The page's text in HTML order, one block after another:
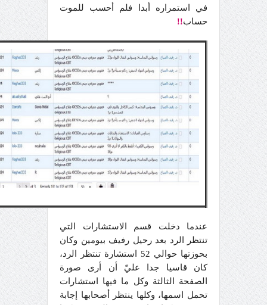
في استمراره أبدا فلم أحسب للموت
حساب!!
عندما دخلت قسم الاستشارات التي
تنتظر الرد بعد رحيل رفيف بيومين وكان
بحوزتها حوالي 52 استشارة تنتظر الرد،
كان قاسيا جدا عليّ أن أرى صورة
الصفحة الثالثة وكل ما فيها استشارات
تحمل اسمها، وكلها ينتظر أصحابها إجابة